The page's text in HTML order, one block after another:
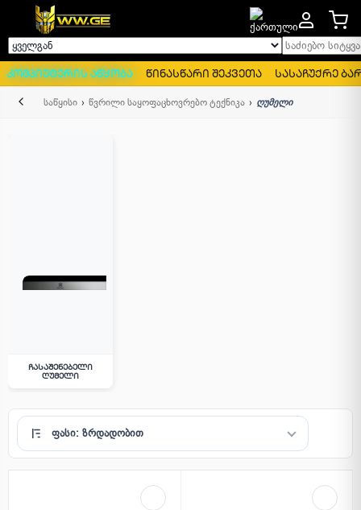
ყველგან საძიებო
კომპიუტერის აწყობა წინასწარი შეკვეთა სასაჩუქრე
უკანსაწყისი წვრილი საყოფაცხოვრებო ტექნიკა ღუმელი
Ჩასაშენებელი
Ღუმელი